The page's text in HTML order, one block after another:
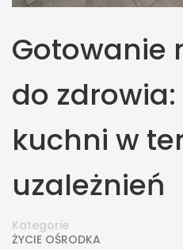
Gotowanie
do zdrowia:
kuchni w
uzależnień
Kategorie
ŻYCIE OŚRODKA